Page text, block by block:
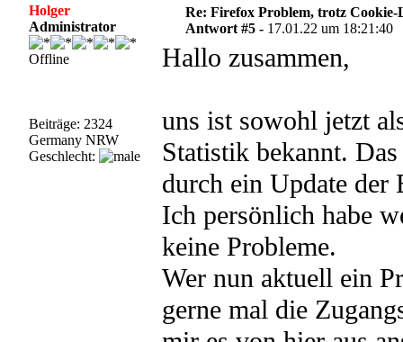
Holger
Administrator
Offline
Beiträge: 2324
Germany NRW
Geschlecht:
Re: Firefox Problem, trotz Cookie-
Antwort #5 - 17.01.22 um 18:21:40
Hallo zusammen,
uns ist sowohl jetzt
Statistik bekannt.
durch ein Update der
Ich persönlich habe
keine Probleme.
Wer nun aktuell ein
gerne mal die